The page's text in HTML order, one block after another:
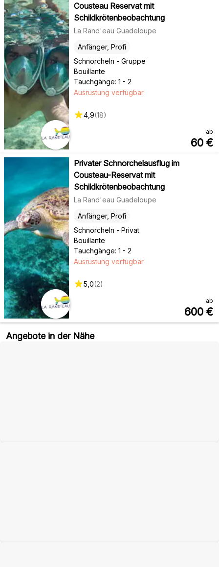
Cousteau Reservat mit
Schildkrötenbeobachtung
La Rand'eau Guadeloupe
Schnorcheln - Gruppe
Bouillante
Anfänger, Profi
Tauchgänge: 1 - 2
Ausrüstung verfügbar
4,9(18)
ab
60 €
Privater Schnorchelausflug im
Cousteau-Reservat mit
Schildkrötenbeobachtung
La Rand'eau Guadeloupe
Schnorcheln - Privat
Bouillante
Anfänger, Profi
Tauchgänge: 1 - 2
Ausrüstung verfügbar
5,0(2)
ab
600 €
Angebote in der Nähe